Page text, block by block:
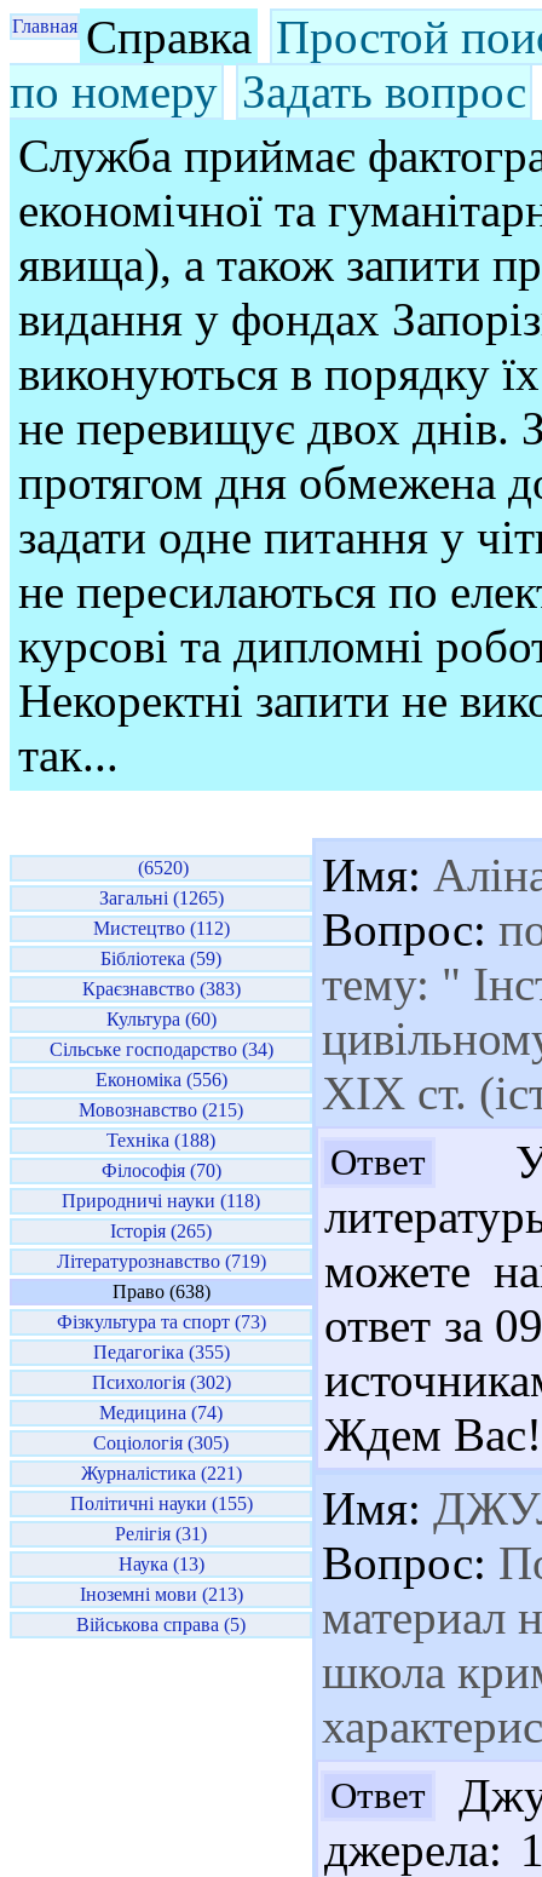
Главная Справка Простой
по номеру Задать вопрос
Служба приймає
економічної та
явища), а також запити
видання у фондах
виконуються в порядку
не перевищує двох днів.
протягом дня обмежена
задати одне питання у
не пересилаються по
курсові та дипломні
Некоректні запити не
так...
(6520)
Загальні (1265)
Мистецтво (112)
Бібліотека (59)
Краєзнавство (383)
Культура (60)
Сільське господарство (34)
Економіка (556)
Мовознавство (215)
Техніка (188)
Філософія (70)
Природничі науки (118)
Історія (265)
Літературознавство (719)
Право (638)
Фізкультура та спорт (73)
Педагогіка (355)
Психологія (302)
Медицина (74)
Соціологія (305)
Журналістика (221)
Політичні науки (155)
Релігія (31)
Наука (13)
Іноземні мови (213)
Військова справа (5)
Имя:
Вопрос:
тему: "
ХІХ ст.
Ответ
можете
ответ за
Ждем Вас!
Имя:
Вопрос:
материал
школа
Ответ
джерела: